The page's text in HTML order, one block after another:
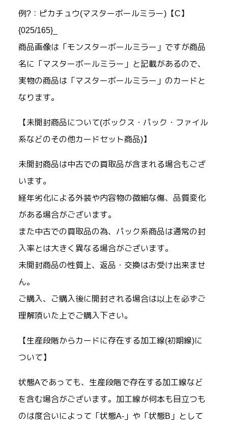
例?：ピカチュウ(マスターボールミラー)【C】
{025/165}_
商品画像は「モンスターボールミラー」ですが商品
名に「マスターボールミラー」と記載があるので、
実物の商品は「マスターボールミラー」のカードと
なります。
【未開封商品について(ボックス・パック・ファイル
系などのその他カードセット商品)】
未開封商品は中古での買取品が含まれる場合もござ
います。
経年劣化による外装や内容物の微細な傷、品質変化
がある場合がございます。
また中古での買取品の為、パック系商品は通常の封
入率とは大きく異なる場合がございます。
未開封商品の性質上、返品・交換はお受け出来ませ
ん。
ご購入、ご購入後に開封される場合は以上を必ずご
理解頂いた上でご購入下さい。
【生産段階からカードに存在する加工線(初期線)に
ついて】
状態Aであっても、生産段階で存在する加工線など
を含む場合がございます。加工線が何本も目立つも
のは度合いによって「状態A-」や「状態B」として